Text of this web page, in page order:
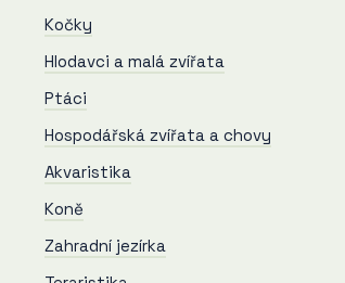
Kočky
Hlodavci a malá zvířata
Ptáci
Hospodářská zvířata a chovy
Akvaristika
Koně
Zahradní jezírka